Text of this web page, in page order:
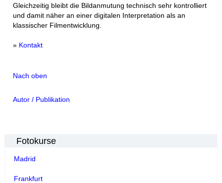
Gleichzeitig bleibt die Bildanmutung technisch sehr kontrolliert
und damit näher an einer digitalen Interpretation als an
klassischer Filmentwicklung.
» Kontakt
Nach oben
Autor / Publikation
Fotokurse
Madrid
Frankfurt